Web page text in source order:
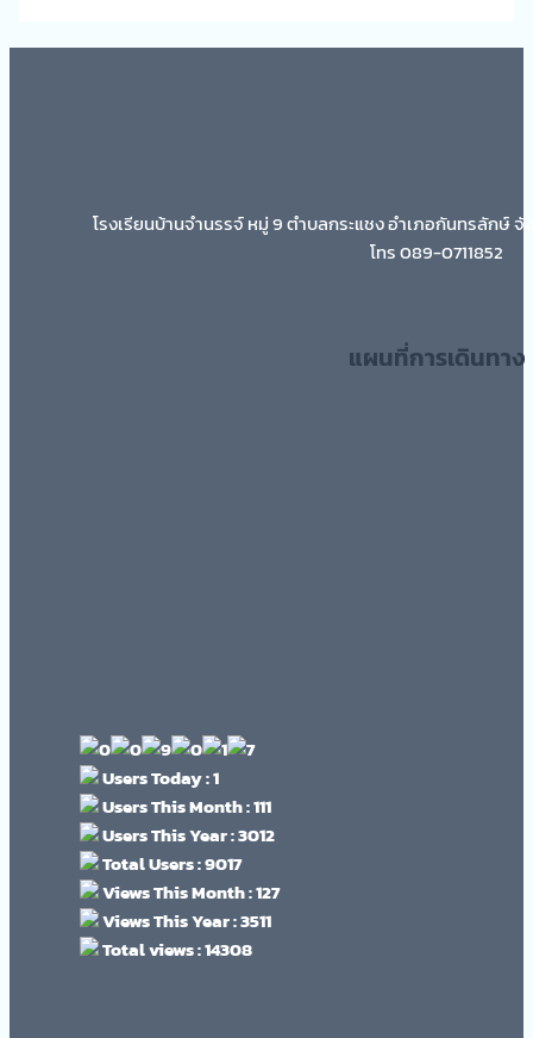
โรงเรียนบ้านจำนรรจ์ หมู่ 9 ตำบลกระแชง อำเภอกันทรลักษ์
โทร 089-0711852
แผนที่การเดินทาง
Users Today : 1
Users This Month : 111
Users This Year : 3012
Total Users : 9017
Views This Month : 127
Views This Year : 3511
Total views : 14308